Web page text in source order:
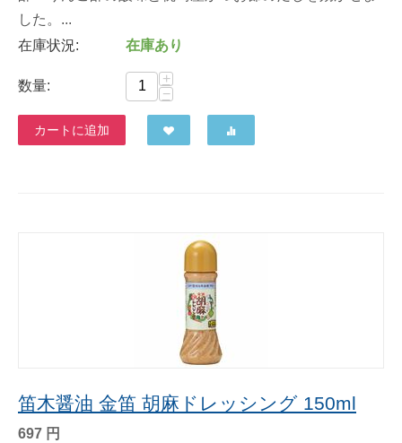
した。...
在庫状況:
在庫あり
数量:
+
−
カートに追加
笛木醤油 金笛 胡麻ドレッシング 150ml
697 円